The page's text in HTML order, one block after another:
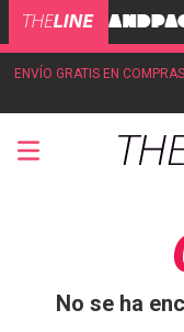
ENVÍO GRATIS EN
No se ha